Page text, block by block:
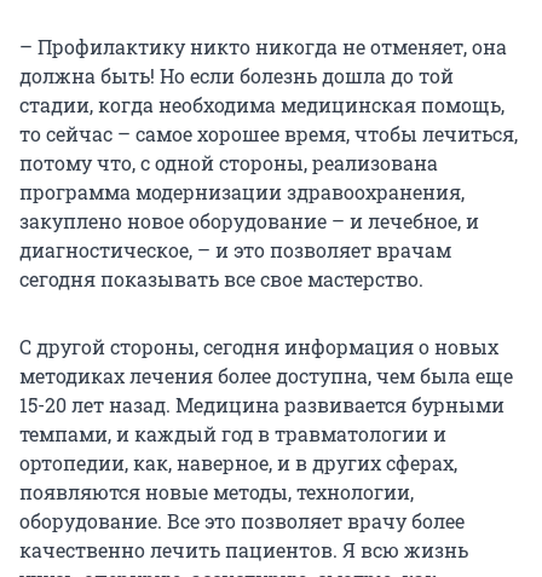
– Профилактику никто никогда не отменяет, она
должна быть! Но если болезнь дошла до той
стадии, когда необходима медицинская помощь,
то сейчас – самое хорошее время, чтобы лечиться,
потому что, с одной стороны, реализована
программа модернизации здравоохранения,
закуплено новое оборудование – и лечебное, и
диагностическое, – и это позволяет врачам
сегодня показывать все свое мастерство.
С другой стороны, сегодня информация о новых
методиках лечения более доступна, чем была еще
15-20 лет назад. Медицина развивается бурными
темпами, и каждый год в травматологии и
ортопедии, как, наверное, и в других сферах,
появляются новые методы, технологии,
оборудование. Все это позволяет врачу более
качественно лечить пациентов. Я всю жизнь